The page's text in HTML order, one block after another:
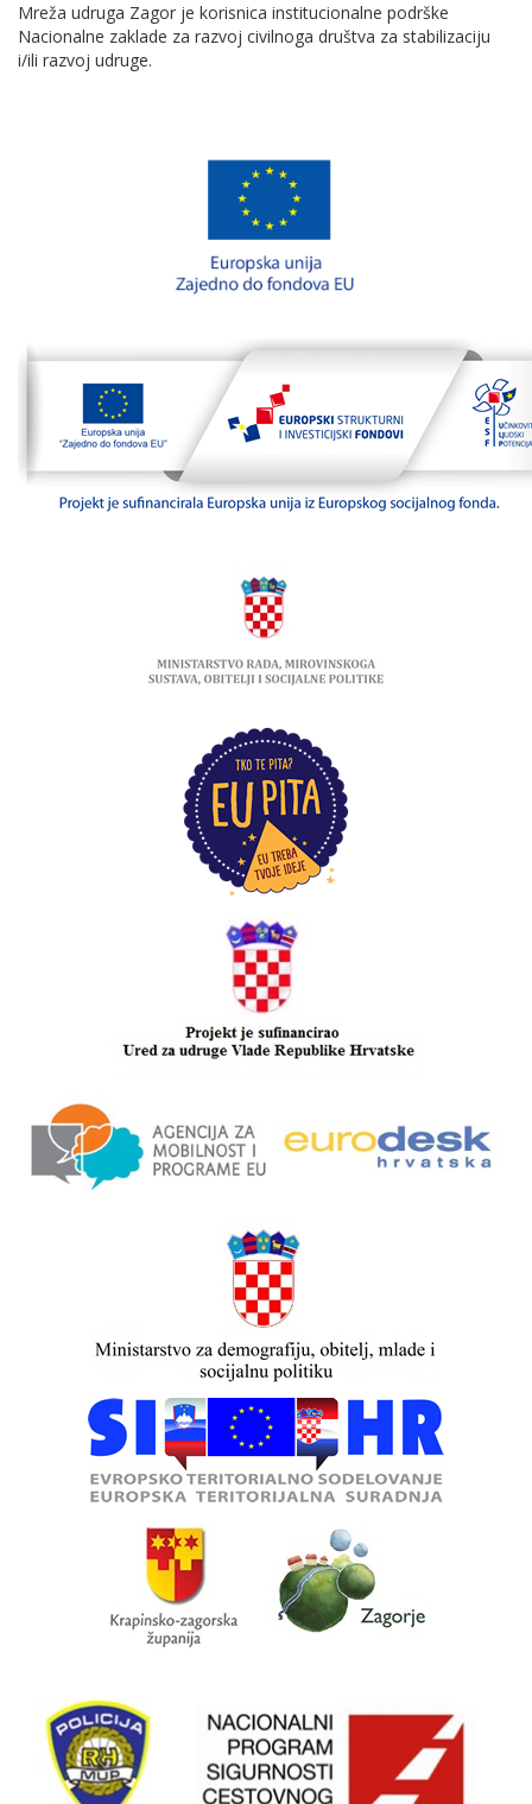
Mreža udruga Zagor je korisnica institucionalne podrške
Nacionalne zaklade za razvoj civilnoga društva za stabilizaciju
i/ili razvoj udruge.